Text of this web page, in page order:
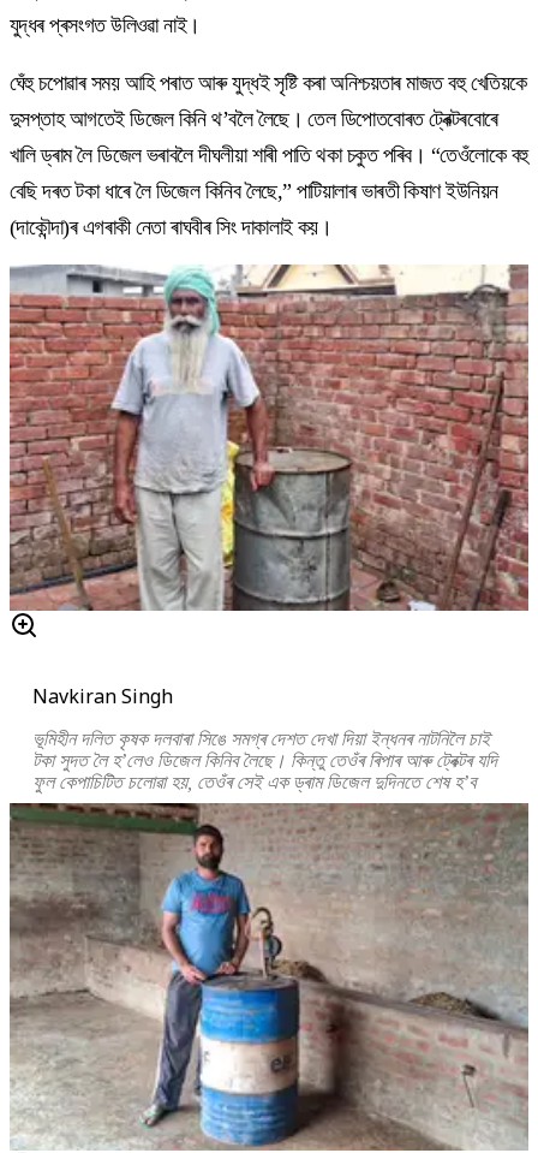
যুদ্ধৰ প্ৰসংগত উলিওৱা নাই।
ঘেঁহু চপোৱাৰ সময় আহি পৰাত আৰু যুদ্ধই সৃষ্টি কৰা অনিশ্চয়তাৰ মাজত বহু খেতিয়কে
দুসপ্তাহ আগতেই ডিজেল কিনি থ’বলৈ লৈছে। তেল ডিপোতবোৰত ট্ৰেক্টৰবোৰে
খালি ড্ৰাম লৈ ডিজেল ভৰাবলৈ দীঘলীয়া শাৰী পাতি থকা চকুত পৰিব। “তেওঁলোকে বহু
বেছি দৰত টকা ধাৰে লৈ ডিজেল কিনিব লৈছে,” পাটিয়ালাৰ ভাৰতী কিষাণ ইউনিয়ন
(দাকৌন্দা)ৰ এগৰাকী নেতা ৰাঘবীৰ সিং দাকালাই কয়।
Navkiran Singh
ভূমিহীন দলিত কৃষক দলবাৰা সিঙে সমগ্ৰ দেশত দেখা দিয়া ইন্ধনৰ নাটনিলৈ চাই
টকা সুদত লৈ হ’লেও ডিজেল কিনিব লৈছে। কিন্তু তেওঁৰ ৰিপাৰ আৰু ট্ৰেক্টৰ যদি
ফুল কেপাচিটিত চলোৱা হয়, তেওঁৰ সেই এক ড্ৰাম ডিজেল দুদিনতে শেষ হ’ব